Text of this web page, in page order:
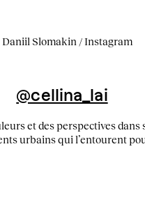
Slomakin / Instagram
@cellina_lai
et des perspectives
urbains qui l’entourent